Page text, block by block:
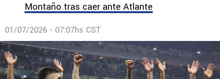
Montaño tras caer ante Atlante
01/07/2026 - 07:07hs CST